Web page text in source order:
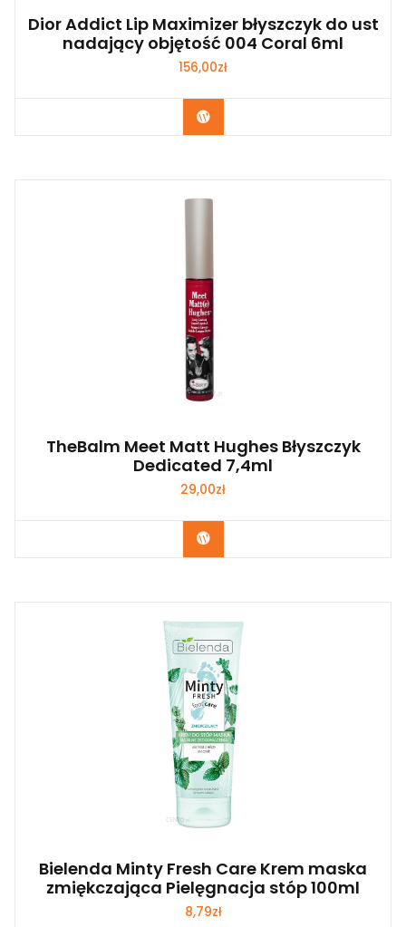
Dior Addict Lip Maximizer błyszczyk do ust
nadający objętość 004 Coral 6ml
156,00zł
Zobacz
TheBalm Meet Matt Hughes Błyszczyk
Dedicated 7,4ml
29,00zł
Zobacz
Bielenda Minty Fresh Care Krem maska
zmiękczająca Pielęgnacja stóp 100ml
8,79zł